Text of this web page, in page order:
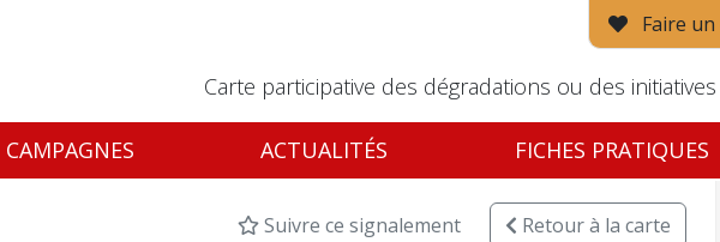
Faire
Carte participative des dégradations ou des
CAMPAGNES ACTUALITÉS FICHES PRATIQUES
Suivre ce signalement Retourà la carte